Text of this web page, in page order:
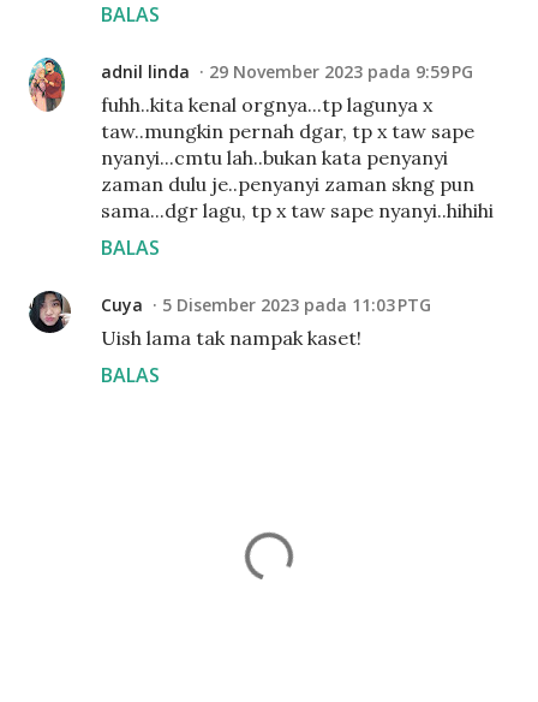
BALAS
adnil linda 29 November 2023 pada 9:59 PG
fuhh..kita kenal orgnya...tp lagunya x
taw..mungkin pernah dgar, tp x taw sape
nyanyi...cmtu lah..bukan kata penyanyi
zaman dulu je..penyanyi zaman skng pun
sama...dgr lagu, tp x taw sape nyanyi..hihihi
BALAS
Cuya 5 Disember 2023 pada 11:03 PTG
Uish lama tak nampak kaset!
BALAS